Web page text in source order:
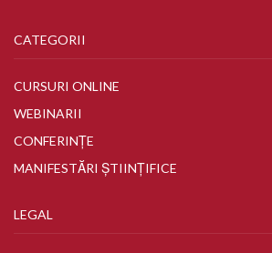
CATEGORII
CURSURI ONLINE
WEBINARII
CONFERINȚE
MANIFESTĂRI ȘTIINȚIFICE
LEGAL